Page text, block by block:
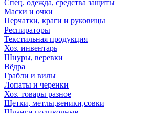
Спец. одежда, средства защиты
Маски и очки
Перчатки, краги и руковицы
Респираторы
Текстильная продукция
Хоз. инвентарь
Шнуры, веревки
Вёдра
Грабли и вилы
Лопаты и черенки
Хоз. товары разное
Щетки, метлы,веники,совки